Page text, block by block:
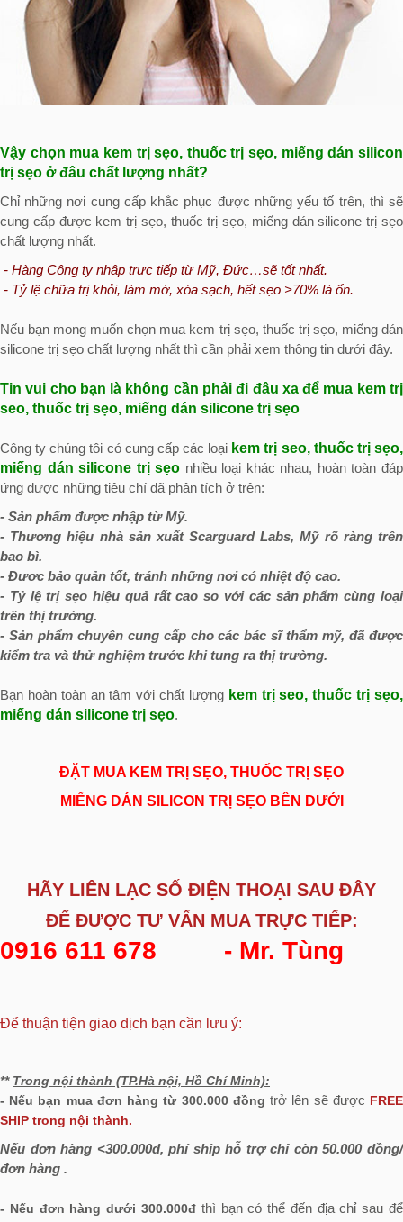
Vậy chọn mua kem trị sẹo, thuốc trị sẹo, miếng dán silicon
trị sẹo ở đâu chất lượng nhất?
Chỉ những nơi cung cấp khắc phục được những yếu tố trên, thì sẽ
cung cấp được kem trị sẹo, thuốc trị sẹo, miếng dán silicone trị sẹo
chất lượng nhất.
- Hàng Công ty nhập trực tiếp từ Mỹ, Đức…sẽ tốt nhất.
- Tỷ lệ chữa trị khỏi, làm mờ, xóa sạch, hết sẹo >70% là ổn.
Nếu bạn mong muốn chọn mua kem trị sẹo, thuốc trị sẹo, miếng dán
silicone trị sẹo chất lượng nhất thì cần phải xem thông tin dưới đây.
Tin vui cho bạn là không cần phải đi đâu xa để mua kem trị
seo, thuốc trị sẹo, miếng dán silicone trị sẹo
Công ty chúng tôi có cung cấp các loại kem trị seo, thuốc trị sẹo,
miếng dán silicone trị sẹo nhiều loại khác nhau, hoàn toàn đáp
ứng được những tiêu chí đã phân tích ở trên:
- Sản phẩm được nhập từ Mỹ.
- Thương hiệu nhà sản xuất Scarguard Labs, Mỹ rõ ràng trên
bao bì.
- Đươc bảo quản tốt, tránh những nơi có nhiệt độ cao.
- Tỷ lệ trị sẹo hiệu quả rất cao so với các sản phẩm cùng loại
trên thị trường.
- Sản phẩm chuyên cung cấp cho các bác sĩ thẩm mỹ, đã được
kiểm tra và thử nghiệm trước khi tung ra thị trường.
Bạn hoàn toàn an tâm với chất lượng kem trị seo, thuốc trị sẹo,
miếng dán silicone trị sẹo.
ĐẶT MUA KEM TRỊ SẸO, THUỐC TRỊ SẸO
MIẾNG DÁN SILICON TRỊ SẸO BÊN DƯỚI
HÃY LIÊN LẠC SỐ ĐIỆN THOẠI SAU ĐÂY
ĐỂ ĐƯỢC TƯ VẤN MUA TRỰC TIẾP:
0916 611 678 - Mr. Tùng
Để thuận tiện giao dịch bạn cần lưu ý:
** Trong nội thành (TP.Hà nội, Hồ Chí Minh):
- Nếu bạn mua đơn hàng từ 300.000 đồngtrở lên sẽ được FREE
SHIP trong nội thành.
Nếu đơn hàng <300.000đ, phí ship hỗ trợ chỉ còn 50.000 đồng/
đơn hàng .
- Nếu đơn hàng dưới 300.000đ thì bạn có thể đến địa chỉ sau để